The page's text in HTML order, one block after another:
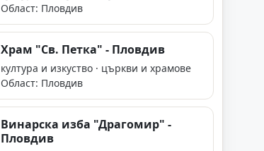
Област: Пловдив
Храм "Св. Петка" - Пловдив
култура и изкуство · църкви и храмове
Област: Пловдив
Винарска изба "Драгомир" -
Пловдив